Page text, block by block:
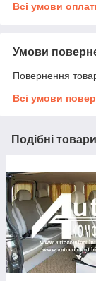
Всі умови
Умови
Повернення
Всі умови
Подібні